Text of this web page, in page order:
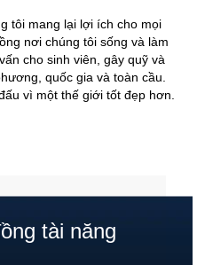
tôi mang lại lợi ích cho mọi
nơi chúng tôi sống và làm
cho sinh viên, gây quỹ và
quốc gia và toàn cầu.
vì một thế giới tốt đẹp hơn.
tài năng